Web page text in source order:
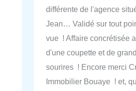
différente de l'agence
Jean… Validé sur tout
vue ! Affaire concrétisée
d'une coupette et de
sourires ! Encore merci
Immobilier Bouaye ! et,